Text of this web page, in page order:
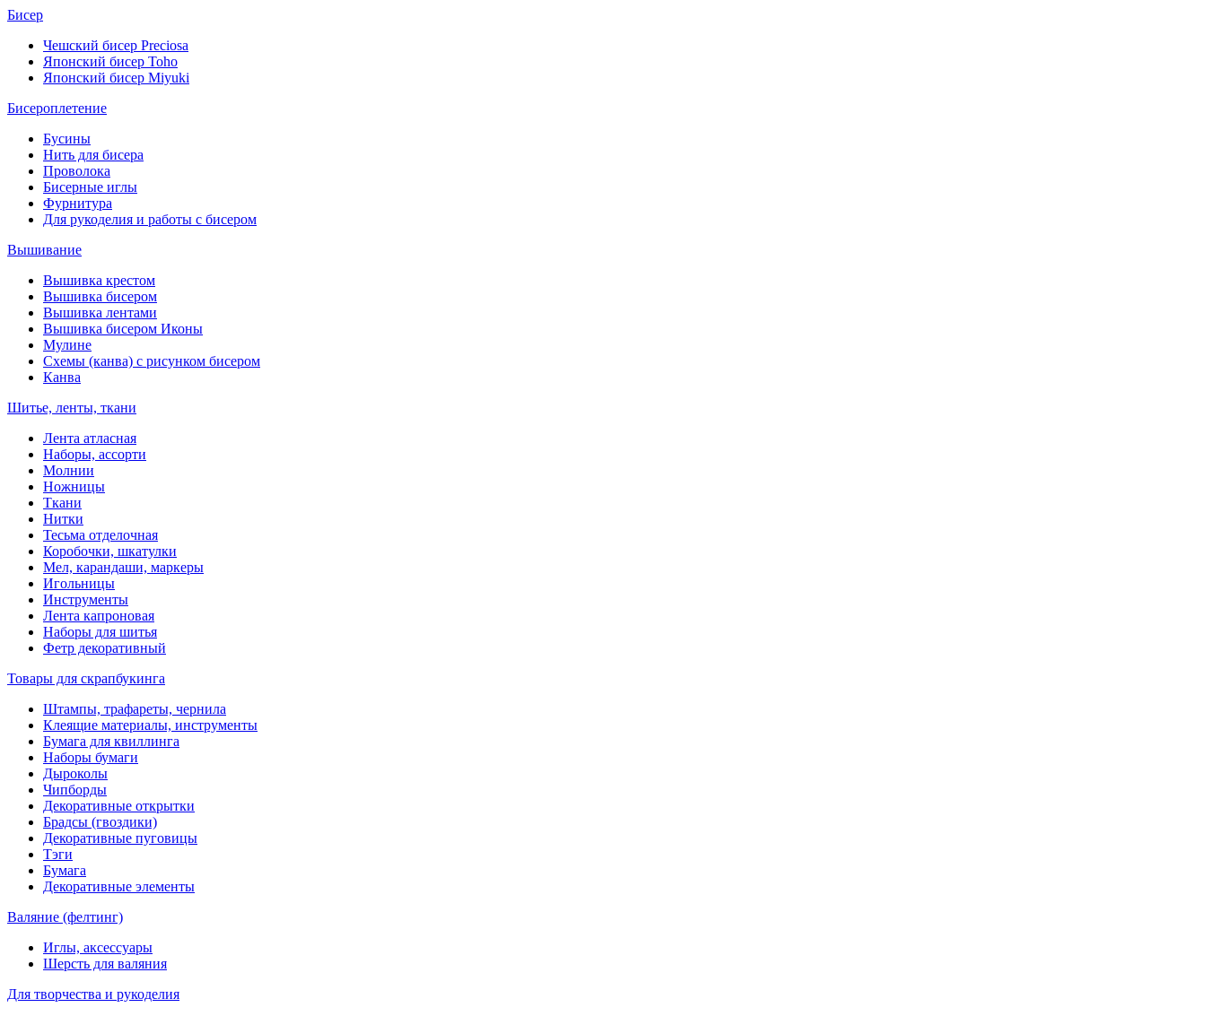
Бисер
Чешский бисер Preciosa
Японский бисер Toho
Японский бисер Miyuki
Бисероплетение
Бусины
Нить для бисера
Проволока
Бисерные иглы
Фурнитура
Для рукоделия и работы с бисером
Вышивание
Вышивка крестом
Вышивка бисером
Вышивка лентами
Вышивка бисером Иконы
Мулине
Схемы (канва) с рисунком бисером
Канва
Шитье, ленты, ткани
Лента атласная
Наборы, ассорти
Молнии
Ножницы
Ткани
Нитки
Тесьма отделочная
Коробочки, шкатулки
Мел, карандаши, маркеры
Игольницы
Инструменты
Лента капроновая
Наборы для шитья
Фетр декоративный
Товары для скрапбукинга
Штампы, трафареты, чернила
Клеящие материалы, инструменты
Бумага для квиллинга
Наборы бумаги
Дыроколы
Чипборды
Декоративные открытки
Брадсы (гвоздики)
Декоративные пуговицы
Тэги
Бумага
Декоративные элементы
Валяние (фелтинг)
Иглы, аксессуары
Шерсть для валяния
Для творчества и рукоделия